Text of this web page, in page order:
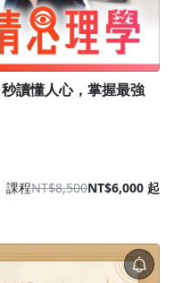
讀懂人心，掌握最強
課程NT$8,500NT$6,000 起